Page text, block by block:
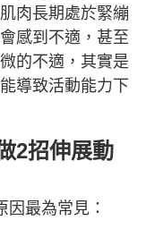
肉長期處於緊繃
感到不適，甚至
的不適，其實是
導致活動能力下
2招伸展動
因最為常見：